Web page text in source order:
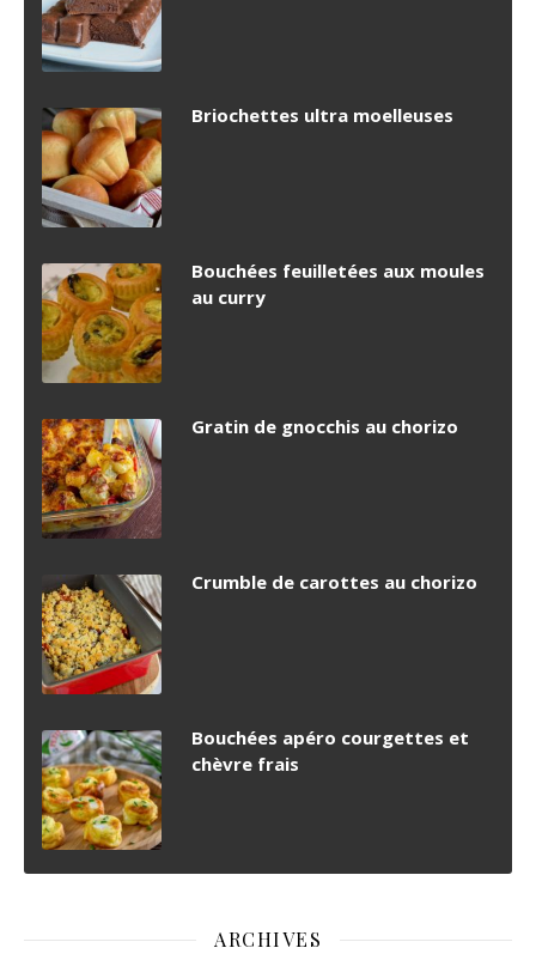
Briochettes ultra moelleuses
Bouchées feuilletées aux moules
au curry
Gratin de gnocchis au chorizo
Crumble de carottes au chorizo
Bouchées apéro courgettes et
chèvre frais
ARCHIVES